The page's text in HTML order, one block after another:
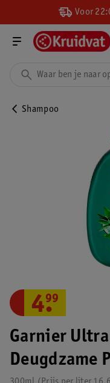
Voor
Shampoo
Garnier
Deugdzame
4.
99